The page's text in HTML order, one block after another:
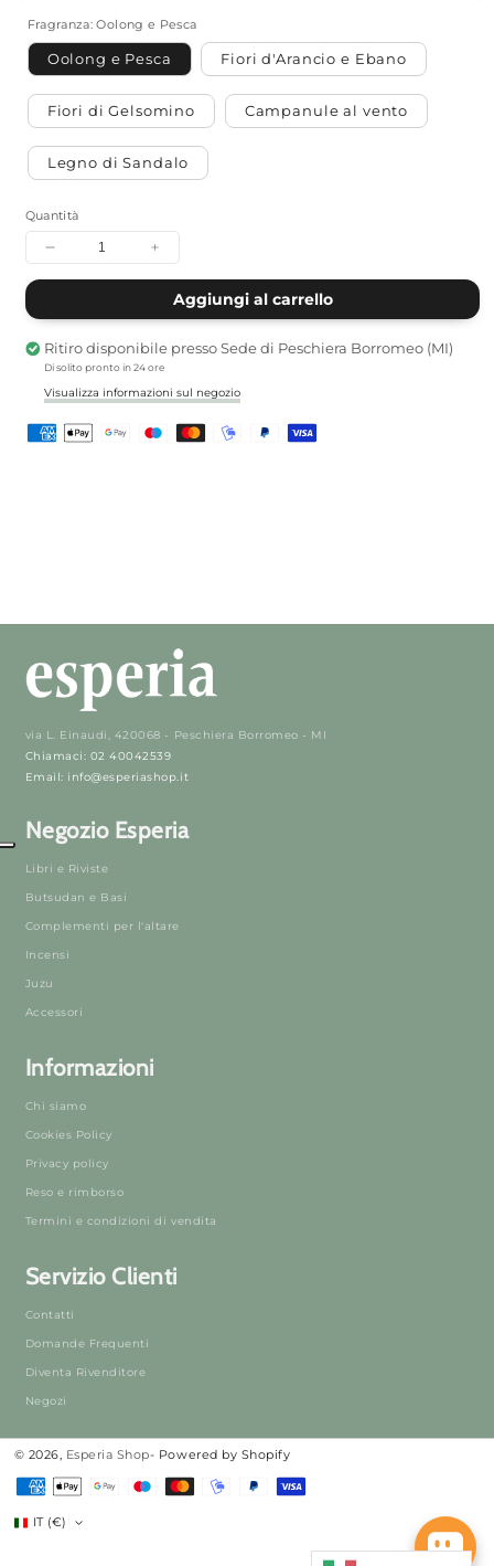
Fragranza:Oolong e Pesca
Oolong e Pesca Fiori d'Arancio e Ebano
Fiori di Gelsomino Campanule al vento
Legno di Sandalo
Quantità
Diminuisci
quantità
Candela
Soia
Aumenta
quantità
per
Candela
Soia
Aggiungi al carrello
Ritiro disponibile presso Sede di Peschiera Borromeo (MI)
Di solito pronto in 24 ore
Visualizza informazioni sul negozio
via L. Einaudi, 420068 - Peschiera Borromeo - MI
Chiamaci: 02 40042539
Email: info@esperiashop.it
Negozio Esperia
Libri e Riviste
Butsudan e Basi
Complementi per l'altare
Incensi
Juzu
Accessori
Informazioni
Chi siamo
Cookies Policy
Privacy policy
Reso e rimborso
Termini e condizioni di vendita
Servizio Clienti
Contatti
Domande Frequenti
Diventa Rivenditore
Negozi
© 2026, Esperia Shop- Powered by Shopify
Metodi
IT (€)